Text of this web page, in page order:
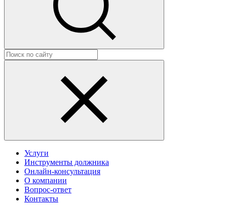
Услуги
Инструменты должника
Онлайн-консультация
О компании
Вопрос-ответ
Контакты